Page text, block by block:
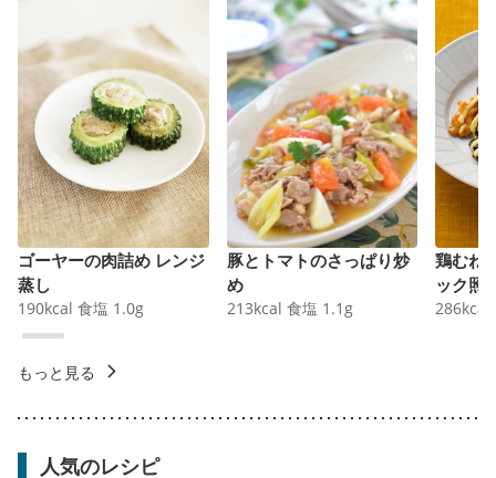
ゴーヤーの肉詰め レンジ
蒸し
190kcal 食塩 1.0g
豚とトマトのさっぱり炒
め
213kcal 食塩 1.1 g
鶏むね
ック照
286kcal
もっと見る
人気のレシピ